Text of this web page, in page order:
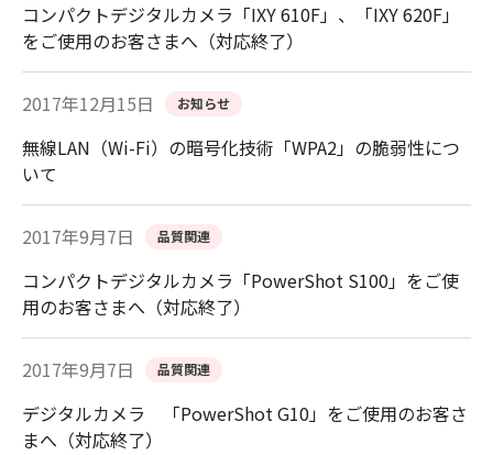
コンパクトデジタルカメラ「IXY 610F」、「IXY 620F」
をご使用のお客さまへ（対応終了）
2017年12月15日 お知らせ
無線LAN（Wi-Fi）の暗号化技術「WPA2」の脆弱性につ
いて
2017年9月7日 品質関連
コンパクトデジタルカメラ「PowerShot S100」をご使
用のお客さまへ（対応終了）
2017年9月7日 品質関連
デジタルカメラ 「PowerShot G10」をご使用のお客さ
まへ（対応終了）